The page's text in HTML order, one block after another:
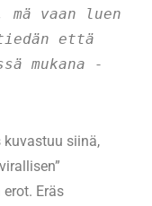
vaan luen
että
mukana -
siinä,
Eräs